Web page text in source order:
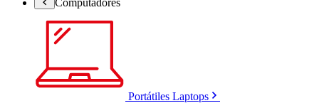
Portátiles Laptops